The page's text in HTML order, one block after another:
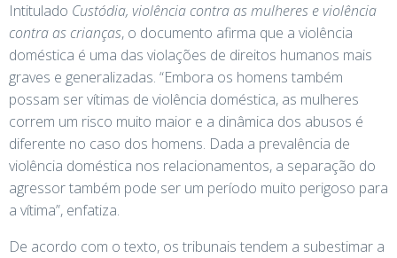
Intitulado Custódia, violência contra as mulheres e violência
contra as crianças, o documento afirma que a violência
doméstica é uma das violações de direitos humanos mais
graves e generalizadas. “Embora os homens também
possam ser vítimas de violência doméstica, as mulheres
correm um risco muito maior e a dinâmica dos abusos é
diferente no caso dos homens. Dada a prevalência de
violência doméstica nos relacionamentos, a separação do
agressor também pode ser um período muito perigoso para
a vítima”, enfatiza.
De acordo com o texto, os tribunais tendem a subestimar a